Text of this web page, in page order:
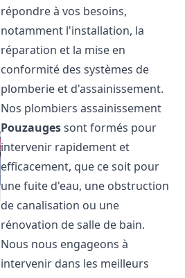
répondre à vos besoins,
notamment l'installation, la
réparation et la mise en
conformité des systèmes de
plomberie et d'assainissement.
Nos plombiers assainissement
Pouzaugessont formés pour
intervenir rapidement et
efficacement, que ce soit pour
une fuite d'eau, une obstruction
de canalisation ou une
rénovation de salle de bain.
Nous nous engageons à
intervenir dans les meilleurs